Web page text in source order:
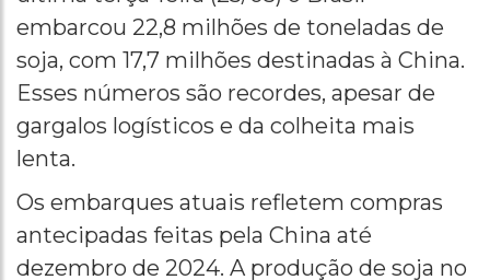
embarcou 22,8 milhões de toneladas de
soja, com 17,7 milhões destinadas à China.
Esses números são recordes, apesar de
gargalos logísticos e da colheita mais
lenta.
Os embarques atuais refletem compras
antecipadas feitas pela China até
dezembro de 2024. A produção de soja no